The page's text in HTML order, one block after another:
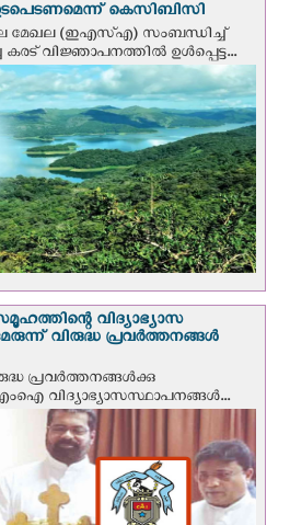
കെ‌സി‌ബി‌സി
മേഖല (ഇഎസ്എ) സംബന്ധിച്ച്
വിജ്ഞാപനത്തിൽ ഉൾപ്പെട്ട...
വിദ്യാഭ്യാസ
വിരുദ്ധ പ്രവർത്തനങ്ങൾ
പ്രവർത്തനങ്ങൾക്കു
വിദ്യാഭ്യാസസ്ഥാപനങ്ങൾ...